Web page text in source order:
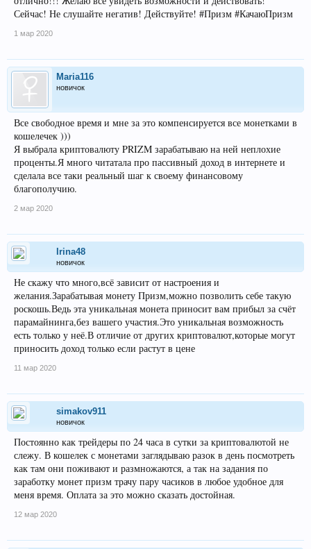
Сейчас! Не слушайте негатив! Действуйте! #Призм #КачаюПризм
1 мар 2020
Maria116
новичок
Все свободное время и мне за это компенсируется все монетками в
кошелечек )))
Я выбрала криптовалюту PRIZM зарабатываю на ней неплохие
проценты.Я много читатала про пассивный доход в интернете и
сделала все таки реальный шаг к своему финансовому
благополучию.
2 мар 2020
Irina48
новичок
Не скажу что много,всё зависит от настроения и
желания.Зарабатывая монету Призм,можно позволить себе такую
роскошь.Ведь эта уникальная монета приносит вам прибыл за счёт
парамайнинга,без вашего участия.Это уникальная возможность
есть только у неё.В отличие от других криптовалют,которые могут
приносить доход только если растут в цене
11 мар 2020
simakov911
новичок
Постоянно как трейдеры по 24 часа в сутки за криптовалютой не
слежу. В кошелек с монетами заглядываю разок в день посмотреть
как там они поживают и размножаются, а так на задания по
заработку монет призм трачу пару часиков в любое удобное для
меня время. Оплата за это можно сказать достойная.
12 мар 2020